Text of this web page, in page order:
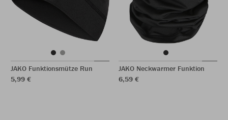
JAKO Funktionsmütze Run
5,99 €
JAKO Neckwarmer Funktion
6,59 €